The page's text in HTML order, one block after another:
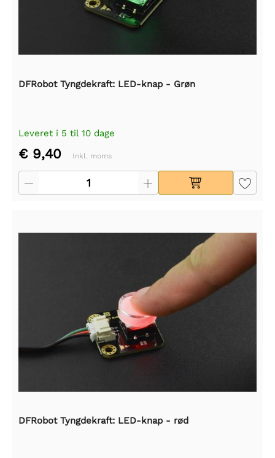
DFRobot Tyngdekraft: LED-knap - Grøn
Leveret i 5 til 10 dage
€ 9,40 Inkl. moms
DFRobot Tyngdekraft: LED-knap - rød